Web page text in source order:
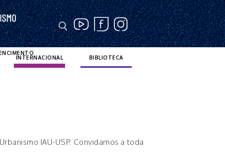
INTERNACIONAL BIBLIOTECA
IAU-USP. Convidamos a toda